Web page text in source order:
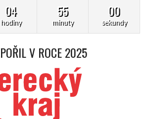
04
hodiny
54
minuty
59
sekundy
V ROCE 2025